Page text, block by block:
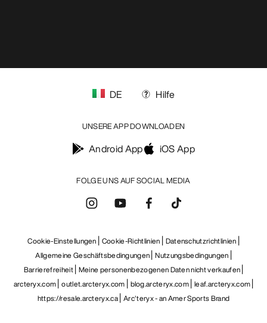
FOLGE UNS AUF SOCIAL MEDIA
DE Hilfe
UNSERE APP DOWNLOADEN
Android App iOS App
Cookie-Einstellungen Cookie-Richtlinien Datenschutzrichtlinien
Allgemeine Geschäftsbedingungen Nutzungsbedingungen
Barrierefreiheit Meine personenbezogenen Daten nicht verkaufen
arcteryx.com outlet.arcteryx.com blog.arcteryx.com leaf.arcteryx.com
https://resale.arcteryx.ca Arc'teryx - an Amer Sports Brand